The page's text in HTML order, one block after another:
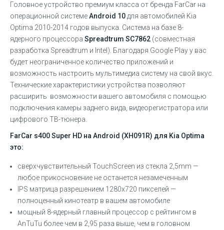
Головное устройство премиум класса от бренда FarCar на
операционной системеAndroid 10 для автомобилей Kia
Optima 2010-2014 годов выпуска. Система на базе 8-
ядерного процессора Spreadtrum SC7862 (совместная
разработка Spreadtrum и Intel). Благодаря Google Play у вас
будет неограниченное количество приложений и
возможность настроить мультимедиа систему на свой вкус.
Технические характеристики устройства позволяют
расширить возможности вашего автомобиля с помощью
подключения камеры заднего вида, видеорегистратора или
цифрового ТВ-тюнера.
FarCar s400 Super HD на Android (XH091R) для Kia Optima
это:
сверхчувствительный TouchScreen из стекла 2,5mm —
любое прикосновение не останется незамеченным
IPS матрица разрешением 1280х720 пикселей —
полноценный кинотеатр в вашем автомобиле
мощный 8-ядерный главный процессор с рейтингом в
AnTuTu более чем в 2,95 раза выше, чем в головном